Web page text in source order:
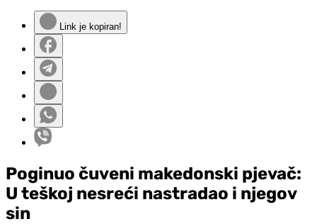
Link je kopiran!
Poginuo čuveni makedonski pjevač:
U teškoj nesreći nastradao i njegov
sin